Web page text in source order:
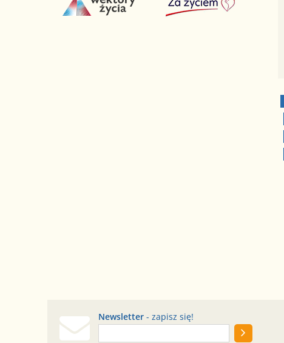
Newsletter - zapisz się!